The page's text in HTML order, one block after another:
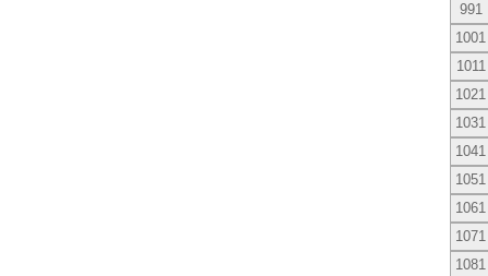
991
1001
1011
1021
1031
1041
1051
1061
1071
1081